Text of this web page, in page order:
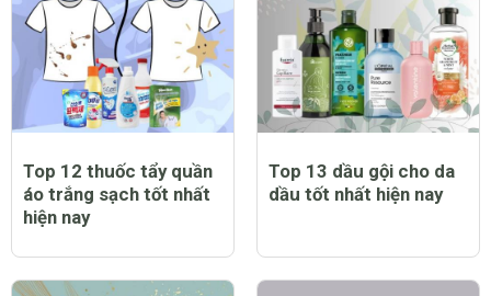
Trẻ bị sởi có biểu hiện
như thế nào?
Top 12 máy chạy bộ tại
nhà tốt nhất hiện nay